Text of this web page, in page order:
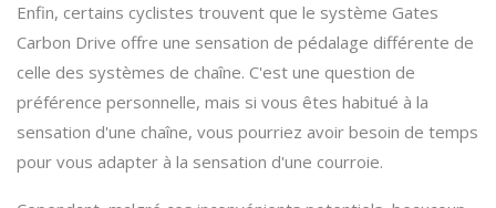
Enfin, certains cyclistes trouvent que le système Gates
Carbon Drive offre une sensation de pédalage différente de
celle des systèmes de chaîne. C'est une question de
préférence personnelle, mais si vous êtes habitué à la
sensation d'une chaîne, vous pourriez avoir besoin de temps
pour vous adapter à la sensation d'une courroie.